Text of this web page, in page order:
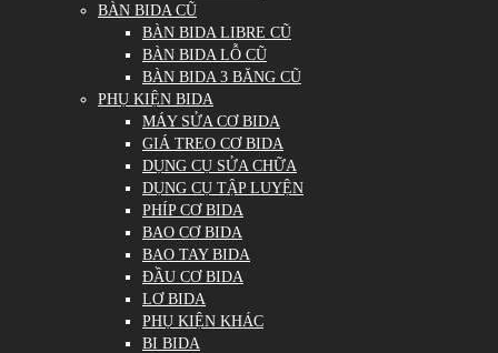
BÀN BIDA CŨ
BÀN BIDA LIBRE CŨ
BÀN BIDA LỖ CŨ
BÀN BIDA 3 BĂNG CŨ
PHỤ KIỆN BIDA
MÁY SỬA CƠ BIDA
GIÁ TREO CƠ BIDA
DỤNG CỤ SỬA CHỮA
DỤNG CỤ TẬP LUYỆN
PHÍP CƠ BIDA
BAO CƠ BIDA
BAO TAY BIDA
ĐẦU CƠ BIDA
LƠ BIDA
PHỤ KIỆN KHÁC
BI BIDA